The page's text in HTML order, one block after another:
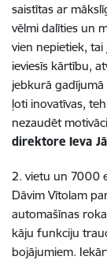
saistītas ar
vēlmi dalīties un
vien nepietiek, tai
ieviesīs kārtību,
jebkurā gadījumā
ļoti inovatīvas,
nezaudēt
direktore Ieva
2. vietu un 7000
Dāvim Vītolam
automašīnas
kāju funkciju
bojājumiem.